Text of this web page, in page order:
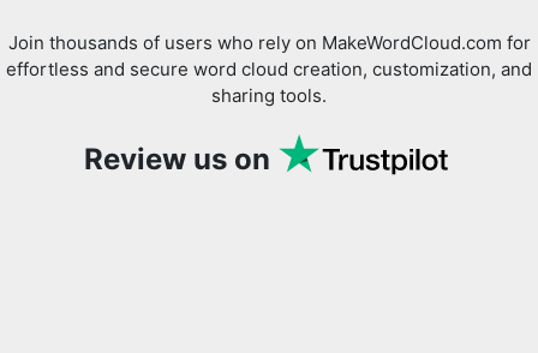
Join thousands of users who rely on MakeWordCloud.com for
effortless and secure word cloud creation, customization, and
sharing tools.
Review us on